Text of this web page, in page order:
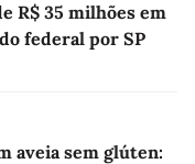
R$ 35 milhões em
federal por SP
aveia sem glúten: